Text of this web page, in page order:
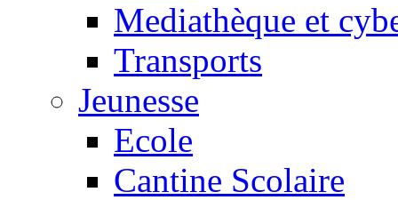
Mediathèque et
Transports
Jeunesse
Ecole
Cantine Scolaire